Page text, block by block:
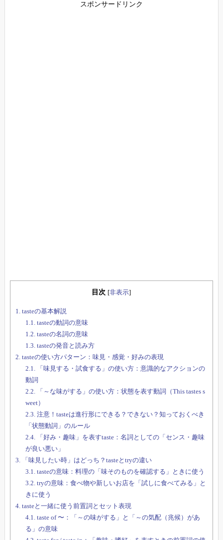
スポンサードリンク
目次 [非表示]
1. tasteの基本解説
1.1. tasteの動詞の意味
1.2. tasteの名詞の意味
1.3. tasteの発音と読み方
2. tasteの使い方パターン：味見・感覚・好みの表現
2.1.
「味見する・試食する」の使い方：意識的なアクションの
動詞
2.2.
「～な味がする」の使い方：状態を表す動詞（This tastes s
weet）
2.3. 注意！tasteは進行形にできる？できない？知っておくべき
「状態動詞」のルール
2.4.
「好み・趣味」を表すtaste：名詞としての「センス・趣味
が良い悪い」
3.
「味見したい時」はどっち？tasteとtryの違い
3.1. tasteの意味：料理の「味そのものを確認する」ときに使う
3.2. tryの意味：食べ物や新しいお店を「試しに食べてみる」と
きに使う
4. tasteと一緒に使う前置詞とセット表現
4.1. taste of 〜：「～の味がする」と「～の気配（兆候）があ
る」の意味